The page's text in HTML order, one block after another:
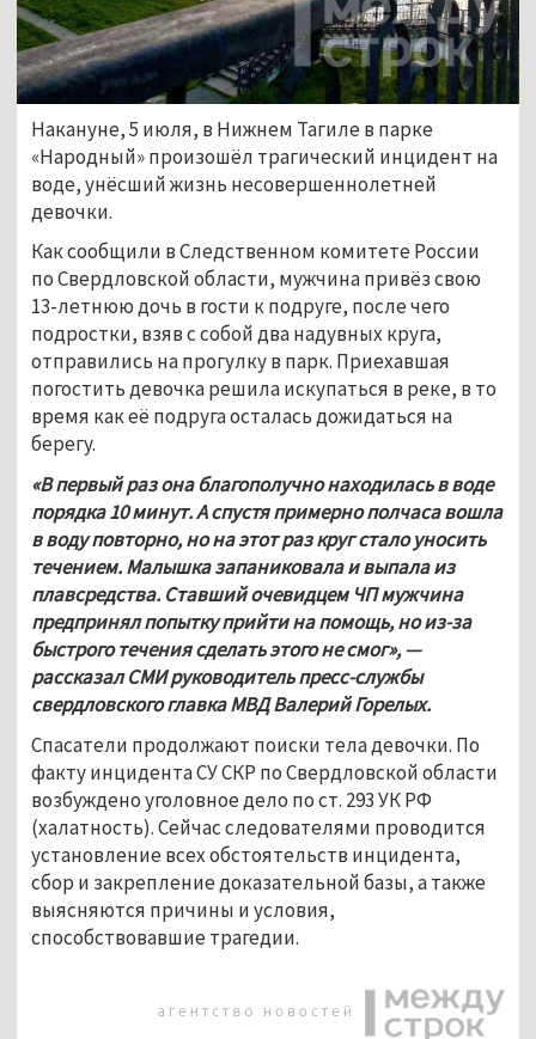
Накануне, 5 июля, в Нижнем Тагиле в парке
«Народный» произошёл трагический инцидент на
воде, унёсший жизнь несовершеннолетней
девочки.
Как сообщили в Следственном комитете России
по Свердловской области, мужчина привёз свою
13-летнюю дочь в гости к подруге, после чего
подростки, взяв с собой два надувных круга,
отправились на прогулку в парк. Приехавшая
погостить девочка решила искупаться в реке, в то
время как её подруга осталась дожидаться на
берегу.
«В первый раз она благополучно находилась в воде
порядка 10 минут. А спустя примерно полчаса вошла
в воду повторно, но на этот раз круг стало уносить
течением. Малышка запаниковала и выпала из
плавсредства. Ставший очевидцем ЧП мужчина
предпринял попытку прийти на помощь, но из-за
быстрого течения сделать этого не смог», —
рассказал СМИ руководитель пресс-службы
свердловского главка МВД Валерий Горелых.
Спасатели продолжают поиски тела девочки. По
факту инцидента СУ СКР по Свердловской области
возбуждено уголовное дело по ст. 293 УК РФ
(халатность). Сейчас следователями проводится
установление всех обстоятельств инцидента,
сбор и закрепление доказательной базы, а также
выясняются причины и условия,
способствовавшие трагедии.